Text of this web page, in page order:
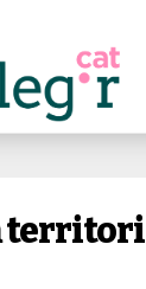
territori